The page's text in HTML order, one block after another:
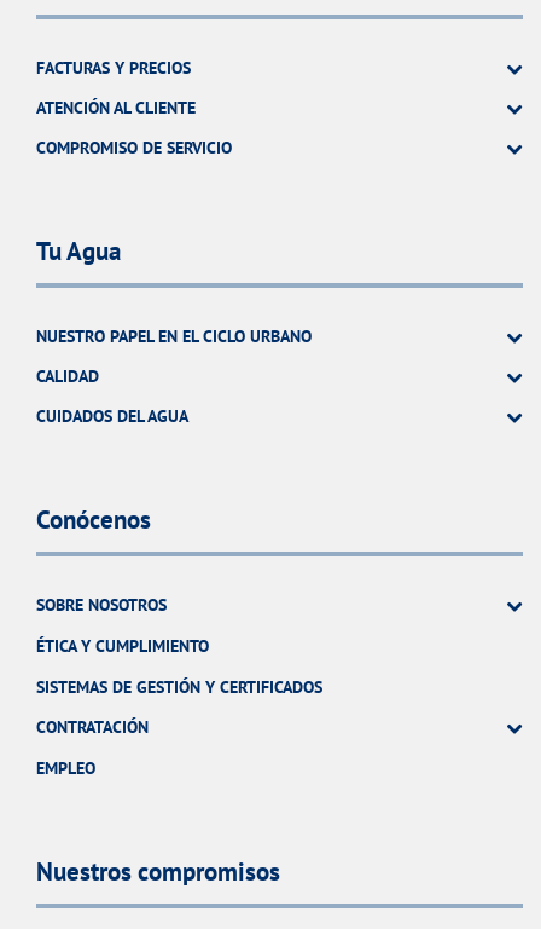
FACTURAS Y PRECIOS
ATENCIÓN AL CLIENTE
COMPROMISO DE SERVICIO
Tu Agua
NUESTRO PAPEL EN EL CICLO URBANO
CALIDAD
CUIDADOS DEL AGUA
Conócenos
SOBRE NOSOTROS
ÉTICA Y CUMPLIMIENTO
SISTEMAS DE GESTIÓN Y CERTIFICADOS
CONTRATACIÓN
EMPLEO
Nuestros compromisos